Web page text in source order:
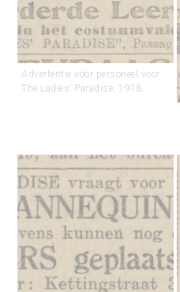
Advertentie voor personeel voor
The Ladies’ Paradise, 1918.